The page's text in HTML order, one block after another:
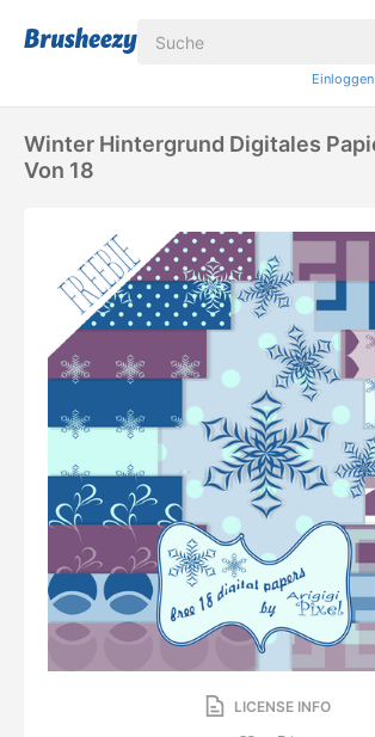
Einloggen
Winter Hintergrund Digitales
Von 18
LICENSE INFO